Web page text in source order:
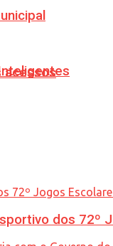
acessos
dos 72º